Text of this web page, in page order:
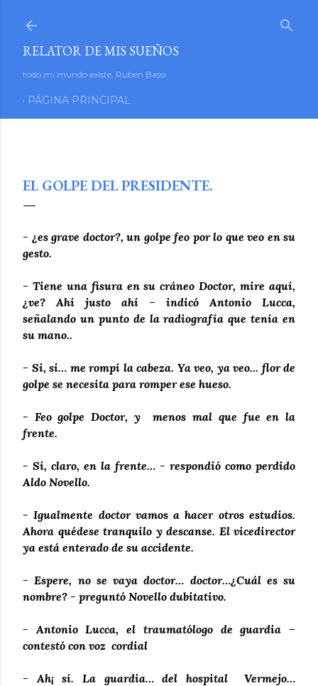
RELATOR DE MIS SUEÑOS
todo mi mundo existe. Ruben Bassi
PÁGINA PRINCIPAL
EL GOLPE DEL PRESIDENTE.
- ¿es grave doctor?, un golpe feo por lo que veo en su
gesto.
- Tiene una fisura en su cráneo Doctor, mire aquí,
¿ve? Ahí justo ahí – indicó Antonio Lucca,
señalando un punto de la radiografía que tenía en
su mano..
- Si, si… me rompí la cabeza. Ya veo, ya veo... flor de
golpe se necesita para romper ese hueso.
- Feo golpe Doctor, y menos mal que fue en la
frente.
- Sí, claro, en la frente… - respondió como perdido
Aldo Novello.
- Igualmente doctor vamos a hacer otros estudios.
Ahora quédese tranquilo y descanse. El vicedirector
ya está enterado de su accidente.
- Espere, no se vaya doctor… doctor…¿Cuál es su
nombre? - preguntó Novello dubitativo.
- Antonio Lucca, el traumatólogo de guardia –
contestó con voz cordial
- Ah¡ sí. La guardia… del hospital Vermejo…